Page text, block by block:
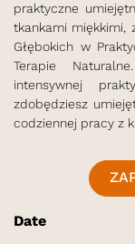
praktyczne
tkankami miękkimi,
Głębokich w
Terapie
intensywnej
zdobędziesz
codziennej pracy z
Date